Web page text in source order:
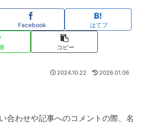
Facebook はてブ
コピー
2024.10.22 2026.01.06
合わせや記事へのコメントの際、名